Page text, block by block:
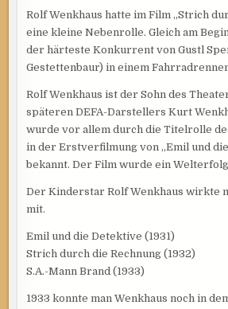
Rolf Wenkhaus hatte im Film „Strich
eine kleine Nebenrolle. Gleich am
der härteste Konkurrent von Gustl
Gestettenbaur) in einem
Rolf Wenkhaus ist der Sohn des
späteren DEFA-Darstellers Kurt
wurde vor allem durch die Titelrolle
in der Erstverfilmung von „Emil und
bekannt. Der Film wurde ein
Der Kinderstar Rolf Wenkhaus wirkte
mit.
Emil und die Detektive (1931)
Strich durch die Rechnung (1932)
S.A.-Mann Brand (1933)
1933 konnte man Wenkhaus noch in